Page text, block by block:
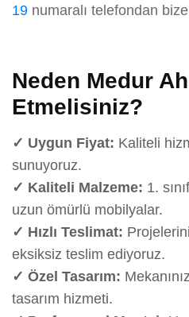
19 numaralı telefondan
Neden Medur
Etmelisiniz?
✓ Uygun Fiyat: Kaliteli
sunuyoruz.
✓ Kaliteli Malzeme: 1.
uzun ömürlü mobilyalar.
✓ Hızlı Teslimat:
eksiksiz teslim ediyoruz.
✓ Özel Tasarım:
tasarım hizmeti.